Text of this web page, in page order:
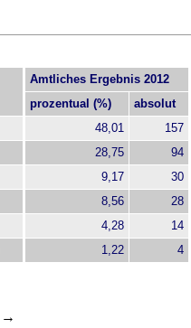
Amtliches Ergebnis 2012
prozentual (%)
absolut
48,01
157
28,75
94
9,17
30
8,56
28
4,28
14
1,22 4
→